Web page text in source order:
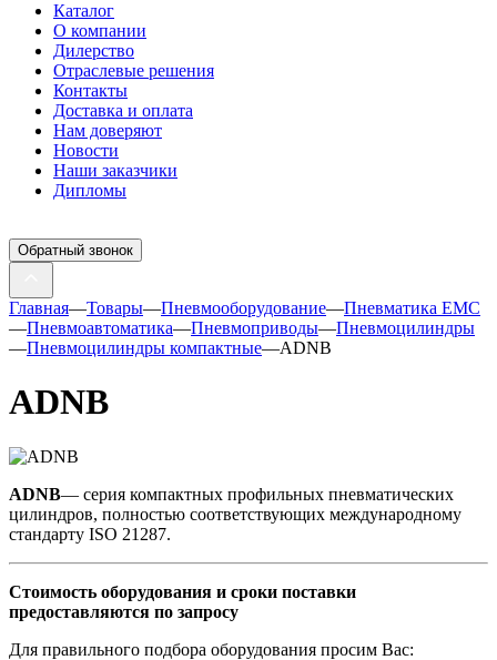
Каталог
О компании
Дилерство
Отраслевые решения
Контакты
Доставка и оплата
Нам доверяют
Новости
Наши заказчики
Дипломы
Обратный звонок
Главная—Товары—Пневмооборудование—Пневматика EMC
—Пневмоавтоматика—Пневмоприводы—Пневмоцилиндры
—Пневмоцилиндры компактные—ADNB
ADNB
ADNB— серия компактных профильных пневматических
цилиндров, полностью соответствующих международному
стандарту ISO 21287.
Стоимость оборудования и сроки поставки
предоставляются по запросу
Для правильного подбора оборудования просим Вас: